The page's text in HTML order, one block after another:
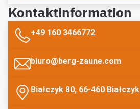
Kontaktinformation
+49 160 3466772
biuro@berg-zaune.com
Białczyk 80, 66-460 Białczyk